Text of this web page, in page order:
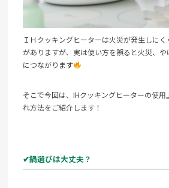
ＩＨクッキングヒーターは火災が発生しに
がありますが、実は使い方を誤ると火災、
につながります
そこで今回は、IHクッキングヒーターの使
れ方法をご紹介します！
✔鍋選びは大丈夫？